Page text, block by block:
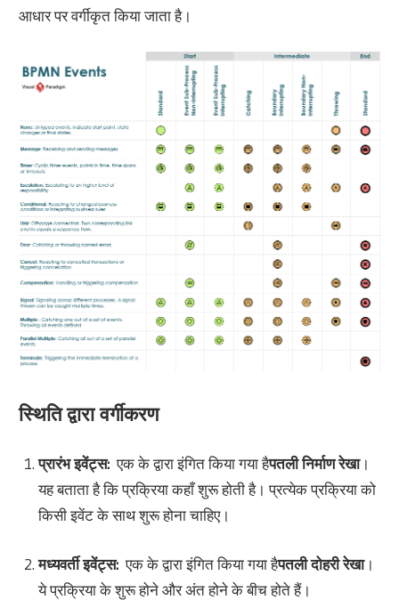
आधार पर वर्गीकृत किया जाता है।
स्थिति द्वारा वर्गीकरण
प्रारंभ इवेंट्स: एक के द्वारा इंगित किया गया हैपतली निर्माण रेखा।
यह बताता है कि प्रक्रिया कहाँ शुरू होती है। प्रत्येक प्रक्रिया को
किसी इवेंट के साथ शुरू होना चाहिए।
मध्यवर्ती इवेंट्स: एक के द्वारा इंगित किया गया हैपतली दोहरी रेखा।
ये प्रक्रिया के शुरू होने और अंत होने के बीच होते हैं।